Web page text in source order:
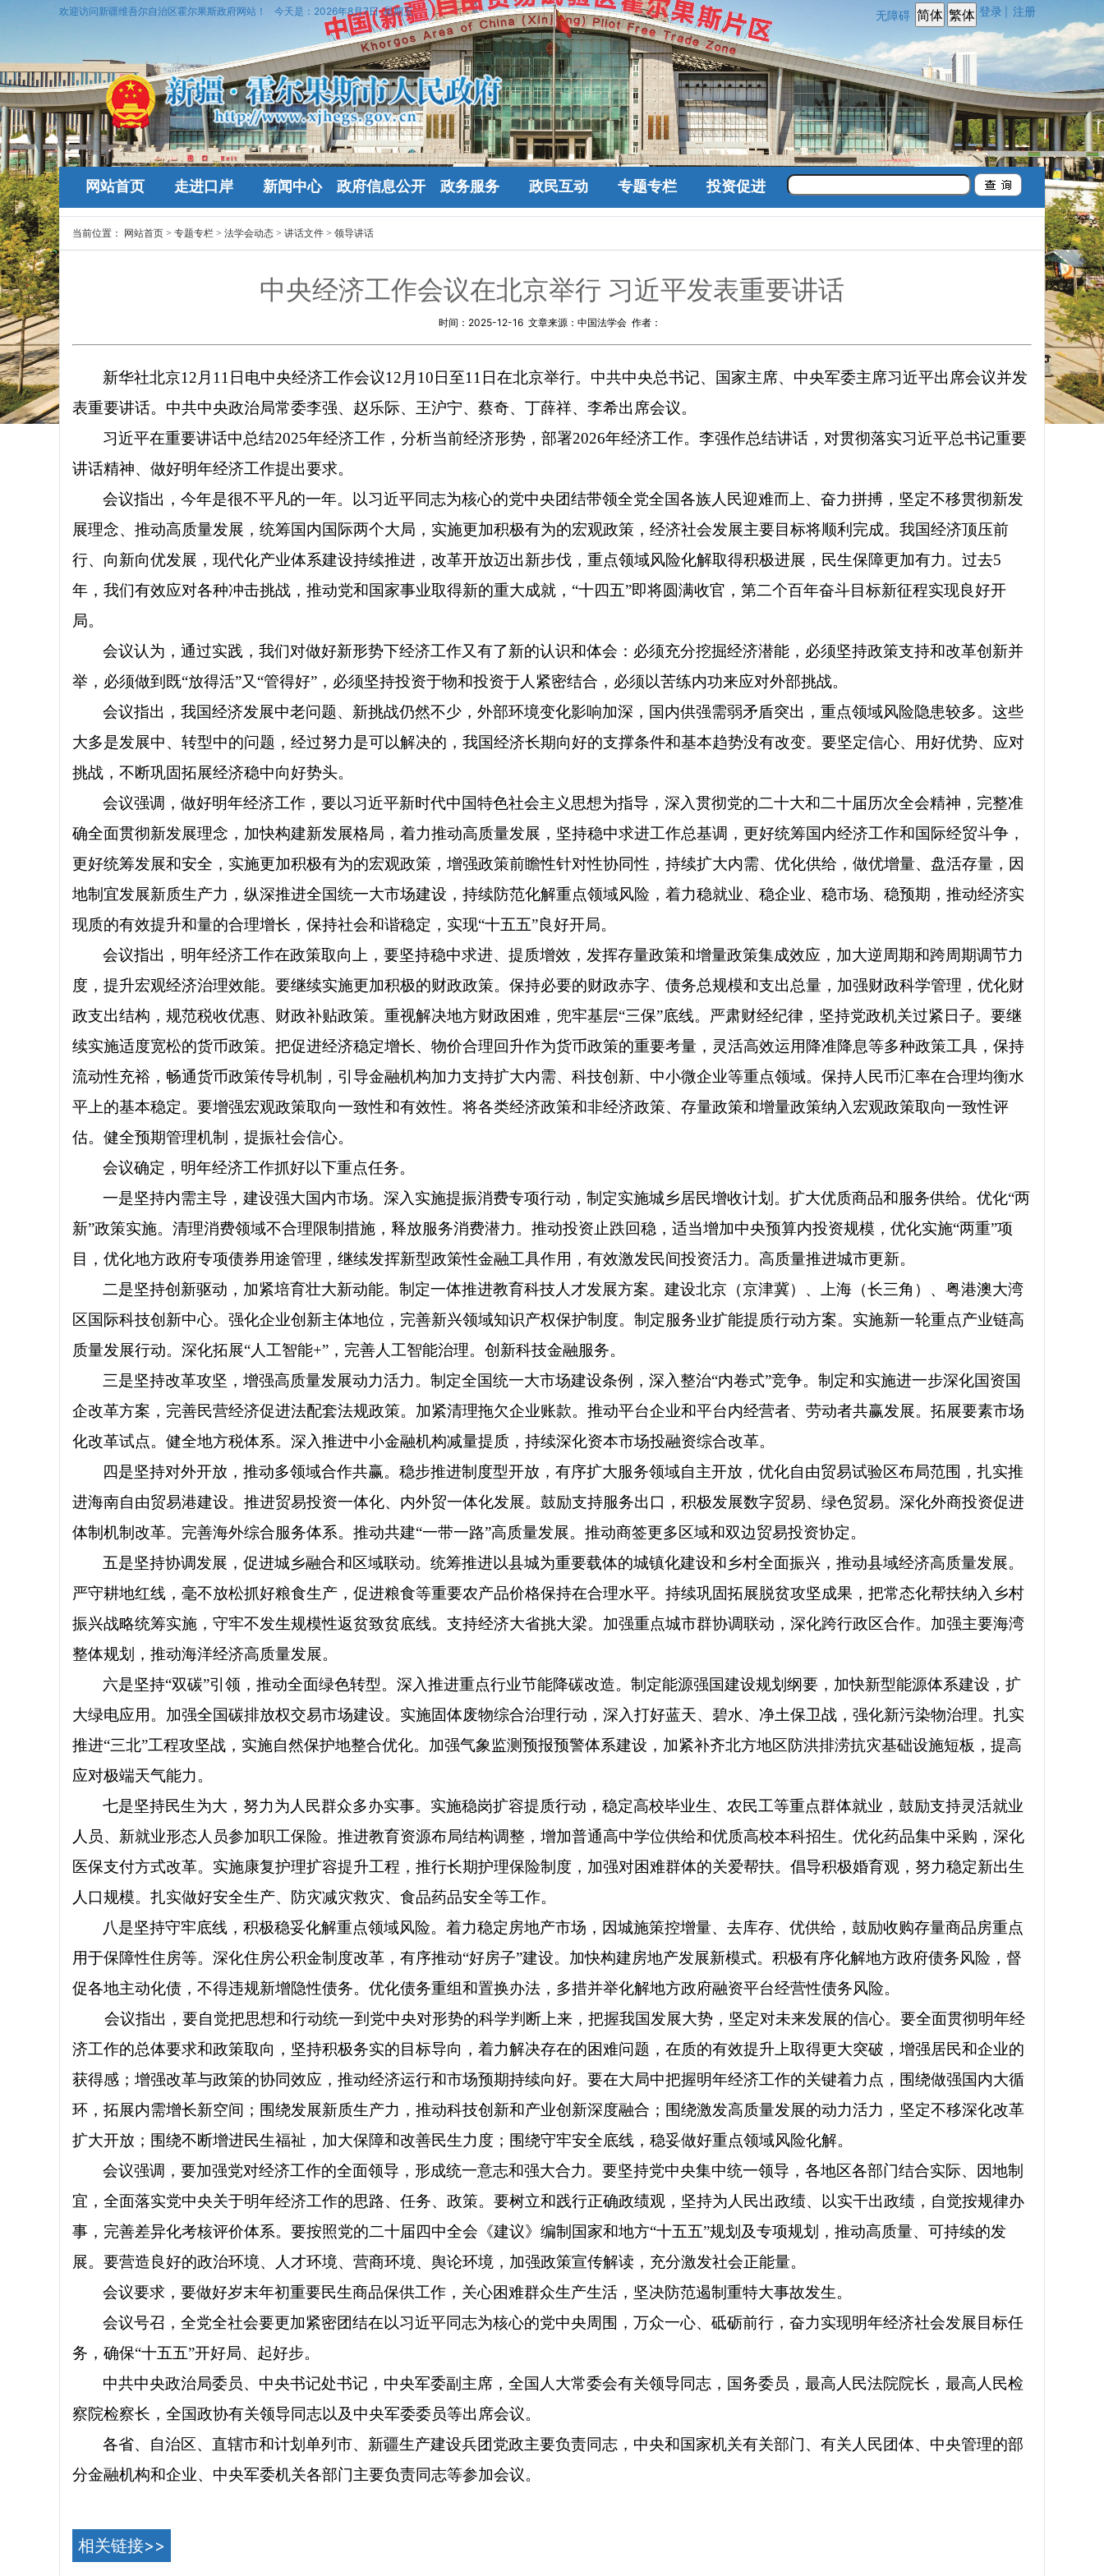
欢迎访问新疆维吾尔自治区霍尔果斯政府网站！ 今天是： 无障碍 登录 注册
2026年8月7日 星期五
网站首页 走进口岸 新闻中心 政府信息公开 政务服务 政民互动 专题专栏 投资促进
当前位置： 网站首页 > 专题专栏 > 法学会动态 > 讲话文件 > 领导讲话
中央经济工作会议在北京举行 习近平发表重要讲话
时间： 2025-12-16文章来源：中国法学会 作者：
新华社北京12月11日电中央经济工作会议12月10日至11日在北京举行。中共中央总书记、国家主席、中央军委主席习近平出席会议并发
表重要讲话。中共中央政治局常委李强、赵乐际、王沪宁、蔡奇、丁薛祥、李希出席会议。
习近平在重要讲话中总结2025年经济工作，分析当前经济形势，部署2026年经济工作。李强作总结讲话，对贯彻落实习近平总书记重要
讲话精神、做好明年经济工作提出要求。
会议指出，今年是很不平凡的一年。以习近平同志为核心的党中央团结带领全党全国各族人民迎难而上、奋力拼搏，坚定不移贯彻新发
展理念、推动高质量发展，统筹国内国际两个大局，实施更加积极有为的宏观政策，经济社会发展主要目标将顺利完成。我国经济顶压前
行、向新向优发展，现代化产业体系建设持续推进，改革开放迈出新步伐，重点领域风险化解取得积极进展，民生保障更加有力。过去5
年，我们有效应对各种冲击挑战，推动党和国家事业取得新的重大成就，“十四五”即将圆满收官，第二个百年奋斗目标新征程实现良好开
局。
会议认为，通过实践，我们对做好新形势下经济工作又有了新的认识和体会：必须充分挖掘经济潜能，必须坚持政策支持和改革创新并
举，必须做到既“放得活”又“管得好”，必须坚持投资于物和投资于人紧密结合，必须以苦练内功来应对外部挑战。
会议指出，我国经济发展中老问题、新挑战仍然不少，外部环境变化影响加深，国内供强需弱矛盾突出，重点领域风险隐患较多。这些
大多是发展中、转型中的问题，经过努力是可以解决的，我国经济长期向好的支撑条件和基本趋势没有改变。要坚定信心、用好优势、应对
挑战，不断巩固拓展经济稳中向好势头。
会议强调，做好明年经济工作，要以习近平新时代中国特色社会主义思想为指导，深入贯彻党的二十大和二十届历次全会精神，完整准
确全面贯彻新发展理念，加快构建新发展格局，着力推动高质量发展，坚持稳中求进工作总基调，更好统筹国内经济工作和国际经贸斗争，
更好统筹发展和安全，实施更加积极有为的宏观政策，增强政策前瞻性针对性协同性，持续扩大内需、优化供给，做优增量、盘活存量，因
地制宜发展新质生产力，纵深推进全国统一大市场建设，持续防范化解重点领域风险，着力稳就业、稳企业、稳市场、稳预期，推动经济实
现质的有效提升和量的合理增长，保持社会和谐稳定，实现“十五五”良好开局。
会议指出，明年经济工作在政策取向上，要坚持稳中求进、提质增效，发挥存量政策和增量政策集成效应，加大逆周期和跨周期调节力
度，提升宏观经济治理效能。要继续实施更加积极的财政政策。保持必要的财政赤字、债务总规模和支出总量，加强财政科学管理，优化财
政支出结构，规范税收优惠、财政补贴政策。重视解决地方财政困难，兜牢基层“三保”底线。严肃财经纪律，坚持党政机关过紧日子。要继
续实施适度宽松的货币政策。把促进经济稳定增长、物价合理回升作为货币政策的重要考量，灵活高效运用降准降息等多种政策工具，保持
流动性充裕，畅通货币政策传导机制，引导金融机构加力支持扩大内需、科技创新、中小微企业等重点领域。保持人民币汇率在合理均衡水
平上的基本稳定。要增强宏观政策取向一致性和有效性。将各类经济政策和非经济政策、存量政策和增量政策纳入宏观政策取向一致性评
估。健全预期管理机制，提振社会信心。
会议确定，明年经济工作抓好以下重点任务。
一是坚持内需主导，建设强大国内市场。深入实施提振消费专项行动，制定实施城乡居民增收计划。扩大优质商品和服务供给。优化“两
新”政策实施。清理消费领域不合理限制措施，释放服务消费潜力。推动投资止跌回稳，适当增加中央预算内投资规模，优化实施“两重”项
目，优化地方政府专项债券用途管理，继续发挥新型政策性金融工具作用，有效激发民间投资活力。高质量推进城市更新。
二是坚持创新驱动，加紧培育壮大新动能。制定一体推进教育科技人才发展方案。建设北京（京津冀）、上海（长三角）、粤港澳大湾
区国际科技创新中心。强化企业创新主体地位，完善新兴领域知识产权保护制度。制定服务业扩能提质行动方案。实施新一轮重点产业链高
质量发展行动。深化拓展“人工智能+”，完善人工智能治理。创新科技金融服务。
三是坚持改革攻坚，增强高质量发展动力活力。制定全国统一大市场建设条例，深入整治“内卷式”竞争。制定和实施进一步深化国资国
企改革方案，完善民营经济促进法配套法规政策。加紧清理拖欠企业账款。推动平台企业和平台内经营者、劳动者共赢发展。拓展要素市场
化改革试点。健全地方税体系。深入推进中小金融机构减量提质，持续深化资本市场投融资综合改革。
四是坚持对外开放，推动多领域合作共赢。稳步推进制度型开放，有序扩大服务领域自主开放，优化自由贸易试验区布局范围，扎实推
进海南自由贸易港建设。推进贸易投资一体化、内外贸一体化发展。鼓励支持服务出口，积极发展数字贸易、绿色贸易。深化外商投资促进
体制机制改革。完善海外综合服务体系。推动共建“一带一路”高质量发展。推动商签更多区域和双边贸易投资协定。
五是坚持协调发展，促进城乡融合和区域联动。统筹推进以县城为重要载体的城镇化建设和乡村全面振兴，推动县域经济高质量发展。
严守耕地红线，毫不放松抓好粮食生产，促进粮食等重要农产品价格保持在合理水平。持续巩固拓展脱贫攻坚成果，把常态化帮扶纳入乡村
振兴战略统筹实施，守牢不发生规模性返贫致贫底线。支持经济大省挑大梁。加强重点城市群协调联动，深化跨行政区合作。加强主要海湾
整体规划，推动海洋经济高质量发展。
六是坚持“双碳”引领，推动全面绿色转型。深入推进重点行业节能降碳改造。制定能源强国建设规划纲要，加快新型能源体系建设，扩
大绿电应用。加强全国碳排放权交易市场建设。实施固体废物综合治理行动，深入打好蓝天、碧水、净土保卫战，强化新污染物治理。扎实
推进“三北”工程攻坚战，实施自然保护地整合优化。加强气象监测预报预警体系建设，加紧补齐北方地区防洪排涝抗灾基础设施短板，提高
应对极端天气能力。
七是坚持民生为大，努力为人民群众多办实事。实施稳岗扩容提质行动，稳定高校毕业生、农民工等重点群体就业，鼓励支持灵活就业
人员、新就业形态人员参加职工保险。推进教育资源布局结构调整，增加普通高中学位供给和优质高校本科招生。优化药品集中采购，深化
医保支付方式改革。实施康复护理扩容提升工程，推行长期护理保险制度，加强对困难群体的关爱帮扶。倡导积极婚育观，努力稳定新出生
人口规模。扎实做好安全生产、防灾减灾救灾、食品药品安全等工作。
八是坚持守牢底线，积极稳妥化解重点领域风险。着力稳定房地产市场，因城施策控增量、去库存、优供给，鼓励收购存量商品房重点
用于保障性住房等。深化住房公积金制度改革，有序推动“好房子”建设。加快构建房地产发展新模式。积极有序化解地方政府债务风险，督
促各地主动化债，不得违规新增隐性债务。优化债务重组和置换办法，多措并举化解地方政府融资平台经营性债务风险。
会议指出，要自觉把思想和行动统一到党中央对形势的科学判断上来，把握我国发展大势，坚定对未来发展的信心。要全面贯彻明年经
济工作的总体要求和政策取向，坚持积极务实的目标导向，着力解决存在的困难问题，在质的有效提升上取得更大突破，增强居民和企业的
获得感；增强改革与政策的协同效应，推动经济运行和市场预期持续向好。要在大局中把握明年经济工作的关键着力点，围绕做强国内大循
环，拓展内需增长新空间；围绕发展新质生产力，推动科技创新和产业创新深度融合；围绕激发高质量发展的动力活力，坚定不移深化改革
扩大开放；围绕不断增进民生福祉，加大保障和改善民生力度；围绕守牢安全底线，稳妥做好重点领域风险化解。
会议强调，要加强党对经济工作的全面领导，形成统一意志和强大合力。要坚持党中央集中统一领导，各地区各部门结合实际、因地制
宜，全面落实党中央关于明年经济工作的思路、任务、政策。要树立和践行正确政绩观，坚持为人民出政绩、以实干出政绩，自觉按规律办
事，完善差异化考核评价体系。要按照党的二十届四中全会《建议》编制国家和地方“十五五”规划及专项规划，推动高质量、可持续的发
展。要营造良好的政治环境、人才环境、营商环境、舆论环境，加强政策宣传解读，充分激发社会正能量。
会议要求，要做好岁末年初重要民生商品保供工作，关心困难群众生产生活，坚决防范遏制重特大事故发生。
会议号召，全党全社会要更加紧密团结在以习近平同志为核心的党中央周围，万众一心、砥砺前行，奋力实现明年经济社会发展目标任
务，确保“十五五”开好局、起好步。
中共中央政治局委员、中央书记处书记，中央军委副主席，全国人大常委会有关领导同志，国务委员，最高人民法院院长，最高人民检
察院检察长，全国政协有关领导同志以及中央军委委员等出席会议。
各省、自治区、直辖市和计划单列市、新疆生产建设兵团党政主要负责同志，中央和国家机关有关部门、有关人民团体、中央管理的部
分金融机构和企业、中央军委机关各部门主要负责同志等参加会议。
相关链接>>